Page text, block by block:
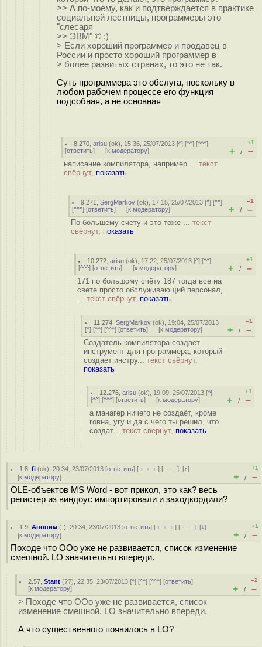
>> А по-моему, как и подтверждается в практике
социальной лестницы, программеры это
"слесаря
>> ЭВМ" © :)
> Если хороший программер и продавец в
России и просто хороший программер в
> более развитых странах, то это не так.
Суть программера это обслуга, поскольку в
любом рабочем процессе его функция
подсобная, а не основная
8.270 ,arisu (ok), 15:36, 25/07/2013 [^] [^^] [^^^]
[ответить] [к модератору]
+1
+ / –
написание компилятора, например ... текст
свёрнут, показать
9.271 ,SergMarkov (ok), 17:15, 25/07/2013 [^] [^^]
[^^^] [ответить] [к модератору]
–1
+ / –
По большему счету и это тоже ... текст
свёрнут, показать
10.272 ,arisu (ok), 17:22, 25/07/2013 [^] [^^]
[^^^] [ответить] [к модератору]
+1
+ / –
171 по большому счёту 187 тогда все на
свете просто обслуживающий персонал,
... текст свёрнут, показать
11.274 ,SergMarkov (ok), 19:04, 25/07/2013
[^] [^^] [^^^] [ответить] [к модератору]
–1
+ / –
Создатель компилятора создает
инструмент для программера, который
создает инстру... текст свёрнут,
показать
12.276 ,arisu (ok), 19:09, 25/07/2013 [^]
[^^] [^^^] [ответить] [к модератору]
+1
+ / –
а манагер ничего не создаёт, кроме
говна, угу и да с чего ты решил, что
создат... текст свёрнут, показать
1.8 ,fi (ok), 20:34, 23/07/2013 [ответить] [ ﹢﹢﹢] [ · · ·][↑]
[к модератору]
+1
+ / –
OLE-объектов MS Word - вот прикол, это как? весь
регистер из виндоус импортировали и заходкордили?
1.9 ,Аноним (-), 20:34, 23/07/2013 [ответить] [ ﹢﹢﹢] [ · · ·][↓]
[к модератору]
+1
+ / –
Походе что OOo уже не развивается, список изменение
смешной. LO значительно впереди.
2.57 ,Stant (??), 22:35, 23/07/2013 [^] [^^] [^^^] [ответить]
[к модератору]
–2
+ / –
> Походе что OOo уже не развивается, список
изменение смешной. LO значительно впереди.
А что существенного появилось в LO?